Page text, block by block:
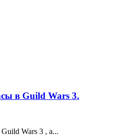
в Guild Wars 3.
Wars 3 , а...